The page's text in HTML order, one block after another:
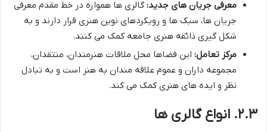
معرفی جریان های جدید: گالری ها همواره در خط مقدم معرفی
جریان ها، سبک ها و رویکردهای نوین هنری قرار دارند و به
شکل گیری ذائقه هنری جامعه کمک می کنند.
مرکز تعامل: این فضاها محل ملاقات هنرمندان، منتقدان،
مجموعه داران و عموم علاقه مندان به هنر است و به تبادل
نظر و ایده های هنری کمک می کند.
۲.۳. انواع گالری ها